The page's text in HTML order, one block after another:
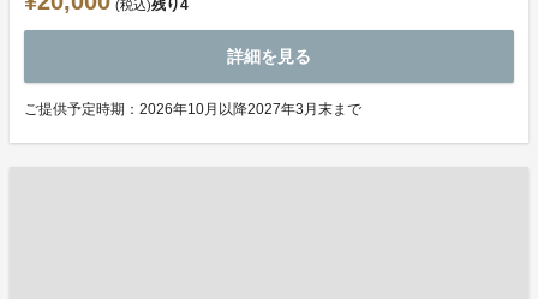
(税込)残り4
詳細を見る
ご提供予定時期：2026年10月以降2027年3月末まで